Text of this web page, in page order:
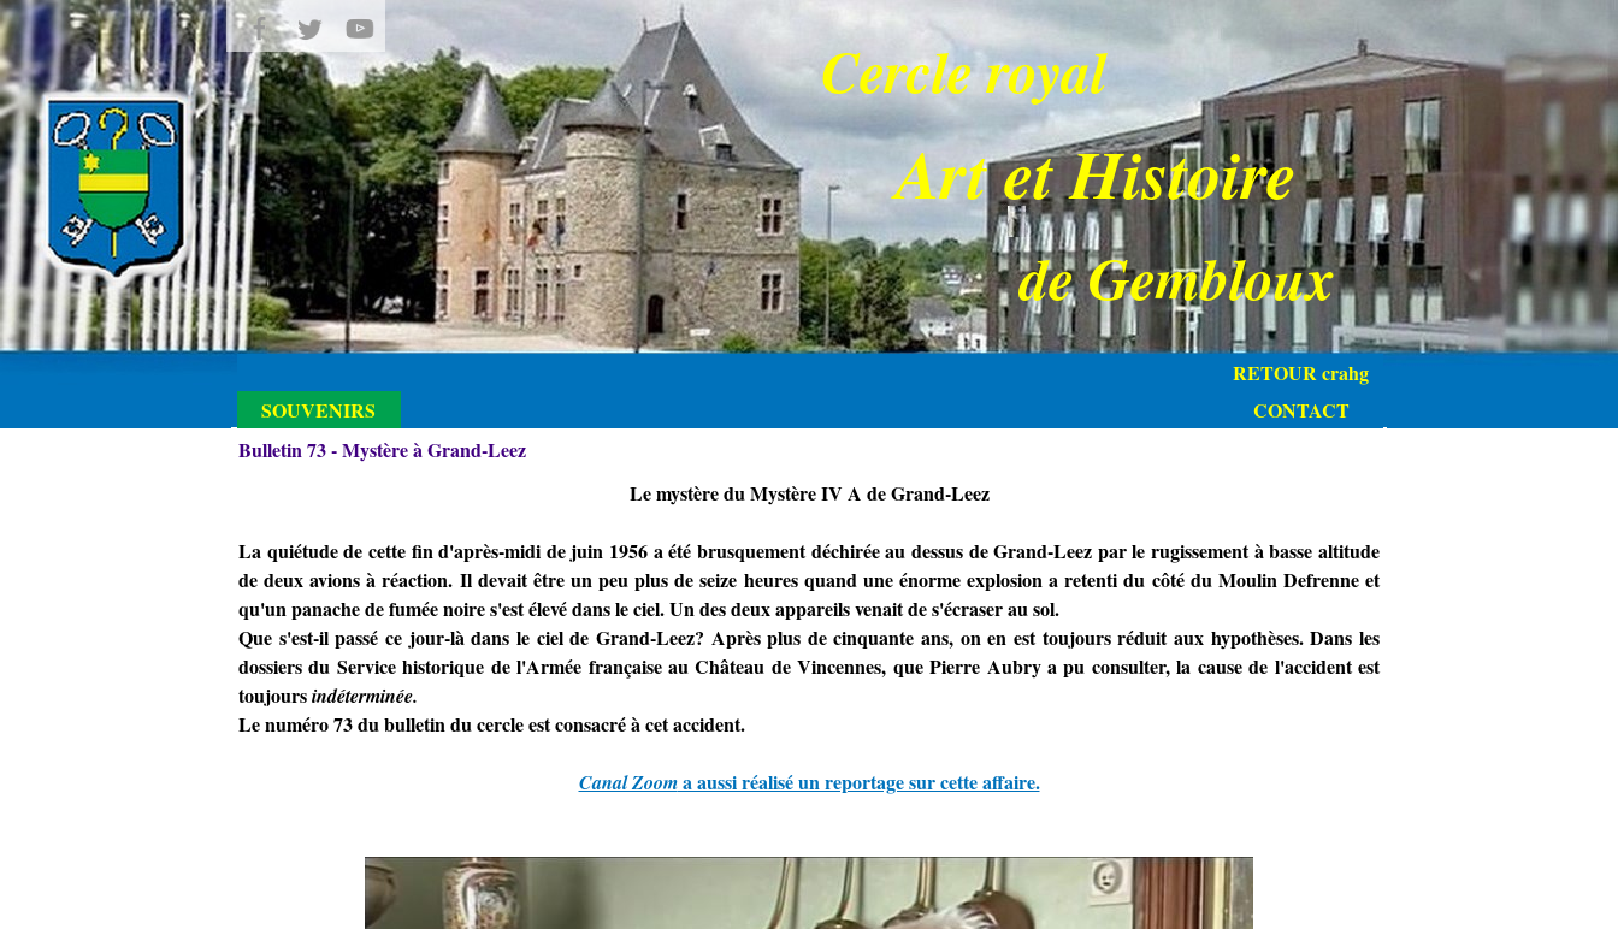
de Gembloux
Art et Histoire
Cercle royal
RETOUR crahg
SOUVENIRS
CONTACT
Bulletin 73 - Mystère à Grand-Leez
Le mystère du Mystère IV A de Grand-Leez
La quiétude de cette fin d'après-midi de juin 1956 a été brusquement déchirée au dessus de Grand-Leez par le rugissement à basse altitude
de deux avions à réaction. Il devait être un peu plus de seize heures quand une énorme explosion a retenti du côté du Moulin Defrenne et
qu'un panache de fumée noire s'est élevé dans le ciel. Un des deux appareils venait de s'écraser au sol.
Que s'est-il passé ce jour-là dans le ciel de Grand-Leez? Après plus de cinquante ans, on en est toujours réduit aux hypothèses. Dans les
dossiers du Service historique de l'Armée française au Château de Vincennes, que Pierre Aubry a pu consulter, la cause de l'accident est
toujoursindéterminée.
Le numéro 73 du bulletin du cercle est consacré à cet accident.
Canal Zooma aussi réalisé un reportage sur cette affaire.